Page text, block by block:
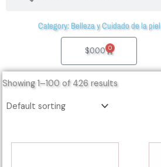
Category: Belleza y Cuidado de la piel
$0.00 0
Cart
Showing 1–100 of 426 results